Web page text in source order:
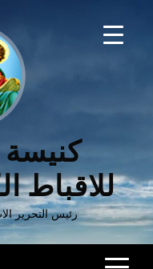
كنيسة
للاقباط
رئيس التحرير